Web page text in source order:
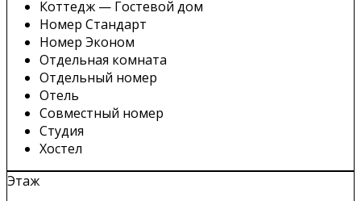
Коттедж — Гостевой дом
Номер Стандарт
Номер Эконом
Отдельная комната
Отдельный номер
Отель
Совместный номер
Студия
Хостел
Этаж